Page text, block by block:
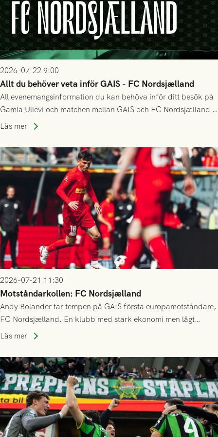
2026-07-22 9:00
Allt du behöver veta inför GAIS - FC Nordsjælland
All evenemangsinformation du kan behöva inför ditt besök på
Gamla Ullevi och matchen mellan GAIS och FC Nordsjælland i
kvalet till Conference League! Avspark kl 19.00 på torsdag
Läs mer
2026-07-21 11:30
Motståndarkollen: FC Nordsjælland
Andy Bolander tar tempen på GAIS första europamotståndare,
FC Nordsjælland. En klubb med stark ekonomi men lågt
publiksnitt, ett lag med både kollektiv styrka och individuell
Läs mer